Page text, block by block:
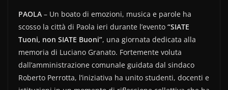
PAOLA – Un boato di emozioni, musica e parole ha
scosso la città di Paola ieri durante l’evento “SIATE
Tuoni, non SIATE Buoni”, una giornata dedicata alla
memoria di Luciano Granato. Fortemente voluta
dall’amministrazione comunale guidata dal sindaco
Roberto Perrotta, l’iniziativa ha unito studenti, docenti e